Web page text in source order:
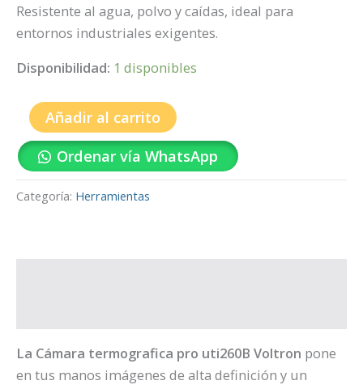
Resistente al agua, polvo y caídas, ideal para
entornos industriales exigentes.
Disponibilidad: 1 disponibles
Añadir al carrito
Ordenar vía WhatsApp
Categoría: Herramientas
La Cámara termografica pro uti260B Voltron pone
en tus manos imágenes de alta definición y un